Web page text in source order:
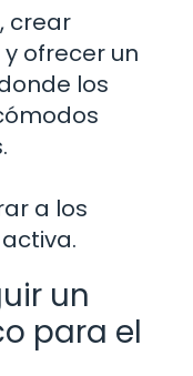
crear
ofrecer un
los
a los
un
para el